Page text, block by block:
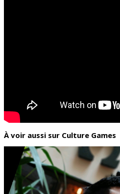
À voir aussi sur Culture Games